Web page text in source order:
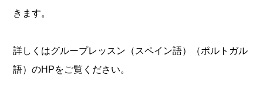
きます。
詳しくはグループレッスン（スペイン語）（ポルトガル
語）のHPをご覧ください。